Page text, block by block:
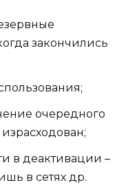
закончились
очередного
в деактивации –
в сетях др.